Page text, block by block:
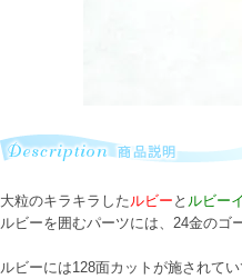
大粒のキラキラしたルビー と ルビー
ルビーを囲むパーツには、24金のゴ
ルビーには128面カットが施されて